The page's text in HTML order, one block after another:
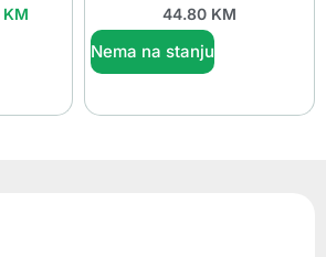
KM 44.80 KM
Nema na stanju